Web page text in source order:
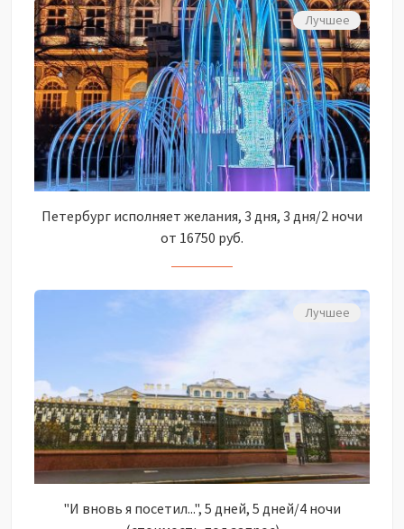
Лучшее
Петербург исполняет желания, 3 дня, 3 дня/2 ночи
от 16750 руб.
Лучшее
"И вновь я посетил...", 5 дней, 5 дней/4 ночи